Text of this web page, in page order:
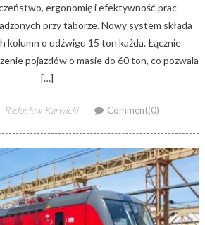
ergonomię i efektywność prac
przy taborze. Nowy system składa
kolumn o udźwigu 15 ton każda. Łącznie
pojazdów o masie do 60 ton, co pozwala
[…]
Author
Radosław Karwicki Comment(0)